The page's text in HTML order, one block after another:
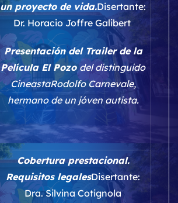
un proyecto de vida.Disertante:
Dr. Horacio Joffre Galibert
Presentación del Trailer de la
Película El Pozodel distinguido
CineastaRodolfo Carnevale,
hermano de un jóven autista.
Cobertura prestacional.
Requisitos legalesDisertante:
Dra. Silvina Cotignola